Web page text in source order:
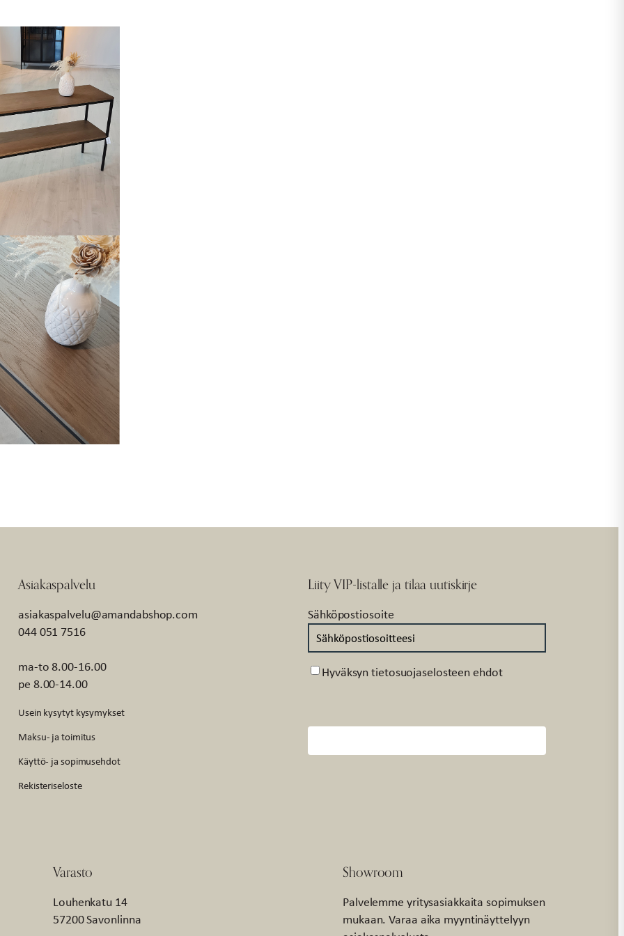
Asiakaspalvelu
asiakaspalvelu@amandabshop.com
044 051 7516
ma-to 8.00-16.00
pe 8.00-14.00
Usein kysytyt kysymykset
Maksu- ja toimitus
Käyttö- ja sopimusehdot
Rekisteriseloste
Liity VIP-listalle ja tilaa uutiskirje
Sähköpostiosoite
Suostumus
Hyväksyn tietosuojaselosteen ehdot
Varasto
Louhenkatu 14
57200 Savonlinna
Showroom
Palvelemme yritysasiakkaita sopimuksen
mukaan. Varaa aika myyntinäyttelyyn